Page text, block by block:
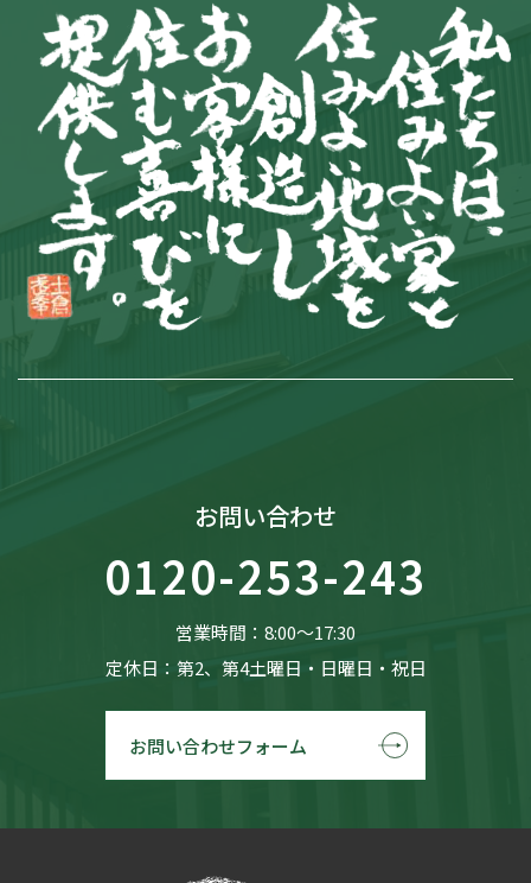
お問い合わせ
0120-253-243
営業時間：8:00〜17:30
定休日：第2、第4土曜日・日曜日・祝日
お問い合わせフォーム